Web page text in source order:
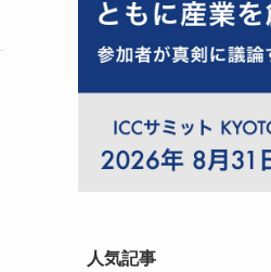
人気記事